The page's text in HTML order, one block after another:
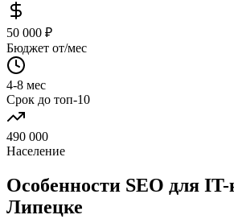
50 000 ₽
Бюджет от/мес
4-8 мес
Срок до топ-10
490 000
Население
Особенности SEO для
Липецке